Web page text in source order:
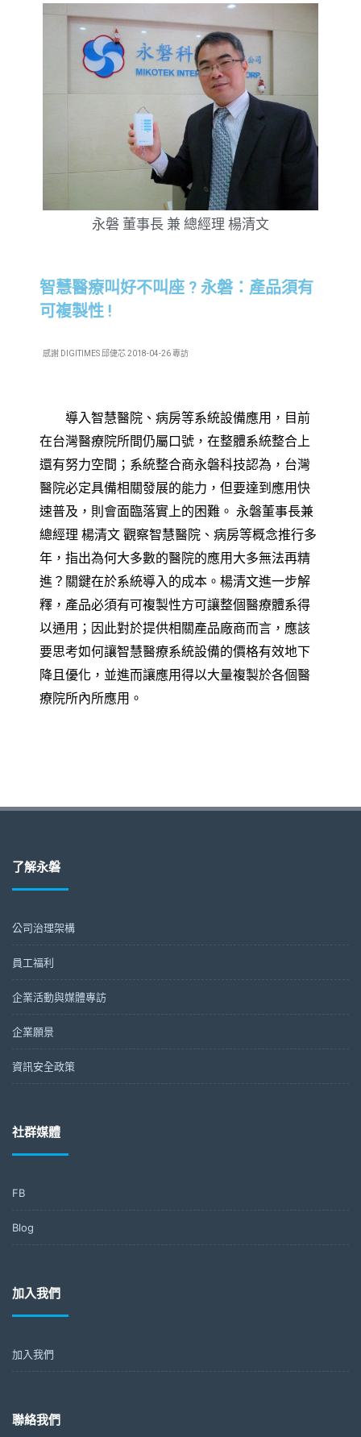
永磐 董事長 兼 總經理 楊清文
智慧醫療叫好不叫座 ? 永磐：產品須有
可複製性 !
感謝 DIGITIMES 邱倢芯 2018-04-26 專訪
導入智慧醫院、病房等系統設備應用，目前
在台灣醫療院所間仍屬口號，在整體系統整合上
還有努力空間；系統整合商永磐科技認為，台灣
醫院必定具備相關發展的能力，但要達到應用快
速普及，則會面臨落實上的困難。 永磐董事長兼
總經理 楊清文 觀察智慧醫院、病房等概念推行多
年，指出為何大多數的醫院的應用大多無法再精
進？關鍵在於系統導入的成本。 楊清文進一步解
釋，產品必須有可複製性方可讓整個醫療體系得
以通用；因此對於提供相關產品廠商而言，應該
要思考如何讓智慧醫療系統設備的價格有效地下
降且優化，並進而讓應用得以大量複製於各個醫
療院所內所應用。
了解永磐
公司治理架構
員工福利
企業活動與媒體專訪
企業願景
資訊安全政策
社群媒體
FB
Blog
加入我們
加入我們
聯絡我們